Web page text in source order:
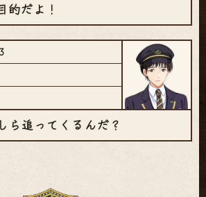
的だよ！
ら追ってくるんだ？